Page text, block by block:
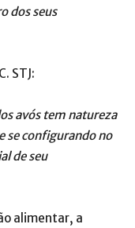
dos seus
STJ:
avós tem natureza
se configurando no
de seu
alimentar, a